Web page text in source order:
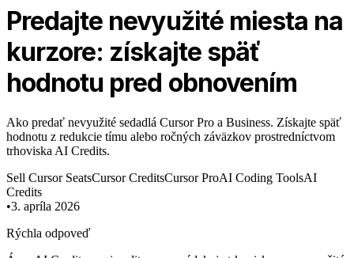
Predajte nevyužité miesta na
kurzore: získajte späť
hodnotu pred obnovením
Ako predať nevyužité sedadlá Cursor Pro a Business. Získajte späť
hodnotu z redukcie tímu alebo ročných záväzkov prostredníctvom
trhoviska AI Credits.
Sell Cursor SeatsCursor CreditsCursor ProAI Coding ToolsAI
Credits
•3. apríla 2026
Rýchla odpoveď